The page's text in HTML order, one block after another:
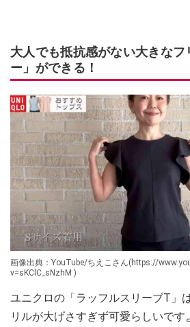
大人でも抵抗感がない大きな
ー」ができる！
画像出典：YouTube/ちえこさん(https://
v=sKClC_sNzhM )
ユニクロの「ラッフルスリーブT」
リルが大げさすぎず可愛らしいです